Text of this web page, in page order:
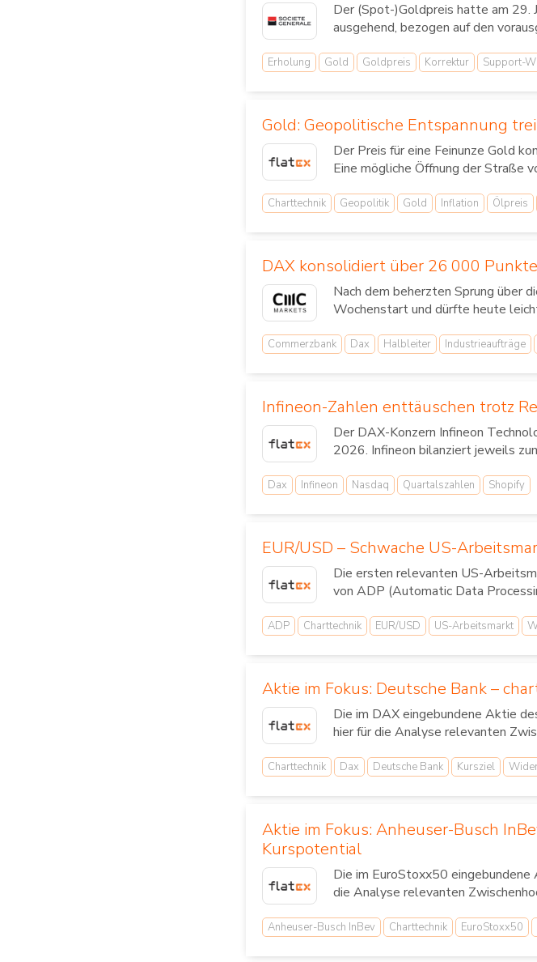
Der (Spot-)Goldpreis hatte am 29.
ausgehend, bezogen auf den
Erholung Gold Goldpreis Korrektur Support-
Gold: Geopolitische Entspannung
Der Preis für eine Feinunze Gold
Eine mögliche Öffnung der Straße
Charttechnik Geopolitik Gold Inflation Ölpreis
DAX konsolidiert über 26 000
Nach dem beherzten Sprung über
Wochenstart und dürfte heute
Commerzbank Dax Halbleiter Industrieaufträge
Infineon-Zahlen enttäuschen trotz
Der DAX-Konzern Infineon
2026. Infineon bilanziert jeweils
Dax Infineon Nasdaq Quartalszahlen Shopify
EUR/USD – Schwache US-
Die ersten relevanten US-
von ADP (Automatic Data
ADP Charttechnik EUR/USD US-Arbeitsmarkt
Aktie im Fokus: Deutsche Bank –
Die im DAX eingebundene Aktie
hier für die Analyse relevanten
Charttechnik Dax Deutsche Bank Kursziel
Aktie im Fokus: Anheuser-Busch
Kurspotential
Die im EuroStoxx50
die Analyse relevanten
Anheuser-Busch InBev Charttechnik EuroStoxx50